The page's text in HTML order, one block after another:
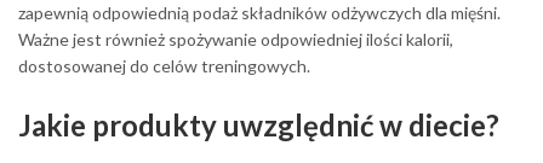
zapewnią odpowiednią podaż składników odżywczych dla mięśni.
Ważne jest również spożywanie odpowiedniej ilości kalorii,
dostosowanej do celów treningowych.
Jakie produkty uwzględnić w diecie?